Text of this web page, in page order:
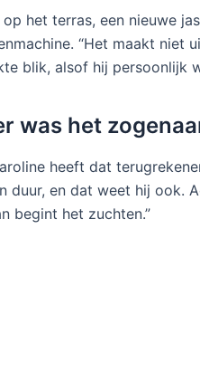
het terras, een nieuwe
“Het maakt niet
blik, alsof hij persoonlijk
was het
heeft dat
duur, en dat weet hij ook.
begint het zuchten.”